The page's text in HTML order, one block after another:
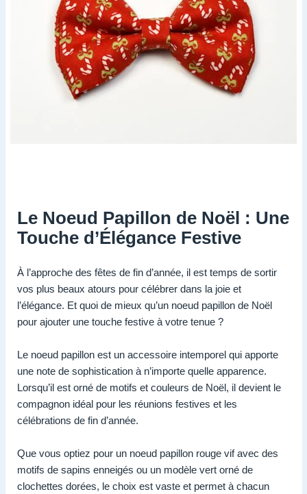
Le Noeud Papillon de Noël : Une
Touche d’Élégance Festive
À l’approche des fêtes de fin d’année, il est temps de sortir
vos plus beaux atours pour célébrer dans la joie et
l’élégance. Et quoi de mieux qu’un noeud papillon de Noël
pour ajouter une touche festive à votre tenue ?
Le noeud papillon est un accessoire intemporel qui apporte
une note de sophistication à n’importe quelle apparence.
Lorsqu’il est orné de motifs et couleurs de Noël, il devient le
compagnon idéal pour les réunions festives et les
célébrations de fin d’année.
Que vous optiez pour un noeud papillon rouge vif avec des
motifs de sapins enneigés ou un modèle vert orné de
clochettes dorées, le choix est vaste et permet à chacun